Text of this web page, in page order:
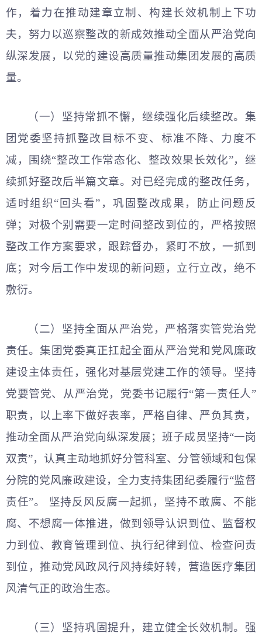
作，着力在推动建章立制、构建长效机制上下功
夫，努力以巡察整改的新成效推动全面从严治党向
纵深发展，以党的建设高质量推动集团发展的高质
量。
（一）坚持常抓不懈，继续强化后续整改。集
团党委坚持抓整改目标不变、标准不降、力度不
减，围绕“整改工作常态化、整改效果长效化”，继
续抓好整改后半篇文章。对已经完成的整改任务，
适时组织“回头看”，巩固整改成果，防止问题反
弹；对极个别需要一定时间整改到位的，严格按照
整改工作方案要求，跟踪督办，紧盯不放，一抓到
底；对今后工作中发现的新问题，立行立改，绝不
敷衍。
（二）坚持全面从严治党，严格落实管党治党
责任。集团党委真正扛起全面从严治党和党风廉政
建设主体责任，强化对基层党建工作的领导。坚持
党要管党、从严治党，党委书记履行“第一责任人”
职责，以上率下做好表率，严格自律、严负其责，
推动全面从严治党向纵深发展；班子成员坚持“一岗
双责”，认真主动地抓好分管科室、分管领域和包保
分院的党风廉政建设，全力支持集团纪委履行“监督
责任”。 坚持反风反腐一起抓，坚持不敢腐、不能
腐、不想腐一体推进，做到领导认识到位、监督权
力到位、教育管理到位、执行纪律到位、检查问责
到位，推动党风政风行风持续好转，营造医疗集团
风清气正的政治生态。
（三）坚持巩固提升，建立健全长效机制。强